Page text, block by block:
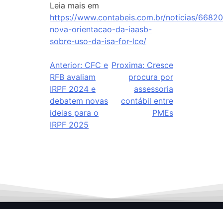
Leia mais em
https://www.contabeis.com.br/noticias/
nova-orientacao-da-iaasb-
sobre-uso-da-isa-for-lce/
Anterior: CFC e
RFB avaliam
IRPF 2024 e
debatem novas
ideias para o
IRPF 2025
Proxima: Cresce
procura por
assessoria
contábil entre
PMEs